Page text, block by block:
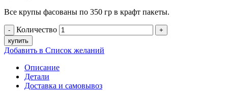
Все крупы фасованы по 350 гр в крафт пакеты.
Количество
купить
Добавить в Список желаний
Описание
Детали
Доставка и самовывоз